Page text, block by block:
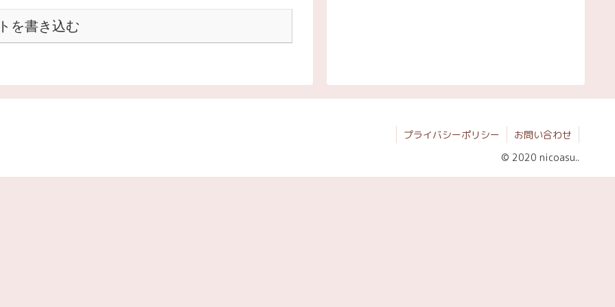
を書き込む
プライバシーポリシー
お問い合わせ
© 2020 nicoasu..